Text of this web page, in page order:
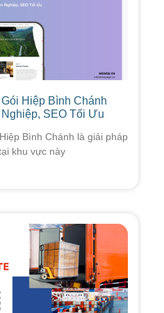
Hiệp Bình Chánh
SEO Tối Ưu
Bình Chánh là giải pháp
khu vực này